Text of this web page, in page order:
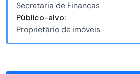
Secretaria de Finanças
Público-alvo:
Proprietário de imóveis